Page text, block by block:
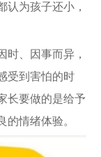
认为孩子还小，
时、因事而异，
受到害怕的时
长要做的是给予
情绪体验。